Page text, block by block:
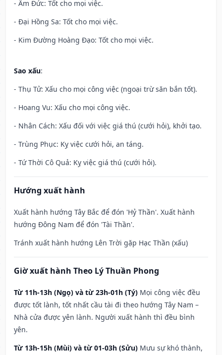
- Âm Đức: Tốt cho mọi việc.
- Đại Hồng Sa: Tốt cho mọi việc.
- Kim Đường Hoàng Đạo: Tốt cho mọi việc.
Sao xấu:
- Thụ Tử: Xấu cho mọi công việc (ngoại trừ săn bắn tốt).
- Hoang Vu: Xấu cho mọi công việc.
- Nhân Cách: Xấu đối với việc giá thú (cưới hỏi), khởi tạo.
- Trùng Phục: Kỵ việc cưới hỏi, an táng.
- Tứ Thời Cô Quả: Kỵ việc giá thú (cưới hỏi).
Hướng xuất hành
Xuất hành hướng Tây Bắc để đón 'Hỷ Thần'. Xuất hành
hướng Đông Nam để đón 'Tài Thần'.
Tránh xuất hành hướng Lên Trời gặp Hạc Thần (xấu)
Giờ xuất hành Theo Lý Thuần Phong
Từ 11h-13h (Ngọ) và từ 23h-01h (Tý) Mọi công việc đều
được tốt lành, tốt nhất cầu tài đi theo hướng Tây Nam –
Nhà cửa được yên lành. Người xuất hành thì đều bình
yên.
Từ 13h-15h (Mùi) và từ 01-03h (Sửu) Mưu sự khó thành,